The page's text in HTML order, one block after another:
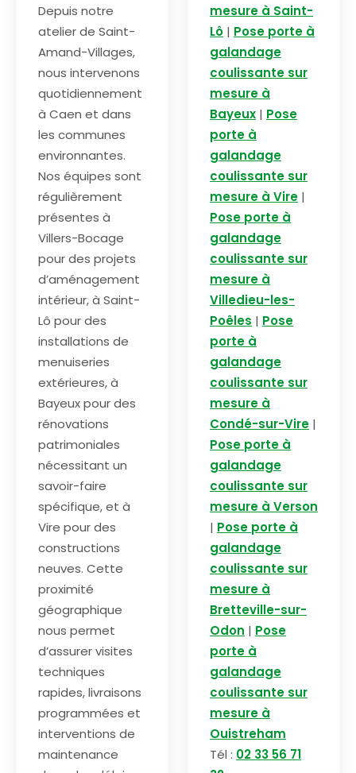
Depuis notre
atelier de Saint-
Amand-Villages,
nous intervenons
quotidiennement
à Caen et dans
les communes
environnantes.
Nos équipes sont
régulièrement
présentes à
Villers-Bocage
pour des projets
d’aménagement
intérieur, à Saint-
Lô pour des
installations de
menuiseries
extérieures, à
Bayeux pour des
rénovations
patrimoniales
nécessitant un
savoir-faire
spécifique, et à
Vire pour des
constructions
neuves. Cette
proximité
géographique
nous permet
d’assurer visites
techniques
rapides, livraisons
programmées et
interventions de
maintenance
mesure à Saint-
Lô | Pose porte à
galandage
coulissante sur
mesure à
Bayeux | Pose
porte à
galandage
coulissante sur
mesure à Vire |
Pose porte à
galandage
coulissante sur
mesure à
Villedieu-les-
Poêles | Pose
porte à
galandage
coulissante sur
mesure à
Condé-sur-Vire |
Pose porte à
galandage
coulissante sur
mesure à Verson
| Pose porte à
galandage
coulissante sur
mesure à
Bretteville-sur-
Odon | Pose
porte à
galandage
coulissante sur
mesure à
Ouistreham
Tél : 02 33 56 71